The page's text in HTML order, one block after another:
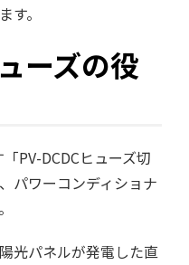
す。
ーズの役
PV-DCDCヒューズ切
パワーコンディショナ
光パネルが発電した直